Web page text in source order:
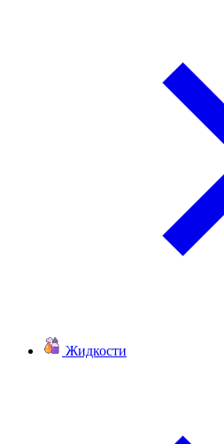
Жидкости